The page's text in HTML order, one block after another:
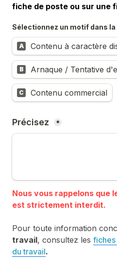
fiche de poste ou sur une
Sélectionnez un motif dans
A Contenu à caractère
B Arnaque / Tentative
C Contenu commercial
Précisez *
Nous vous rappelons que
Pour toute information
travail, consultez les fiches
du travail